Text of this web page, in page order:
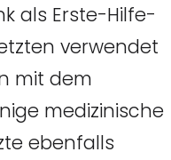
als Erste-Hilfe-
verwendet
mit dem
medizinische
ebenfalls